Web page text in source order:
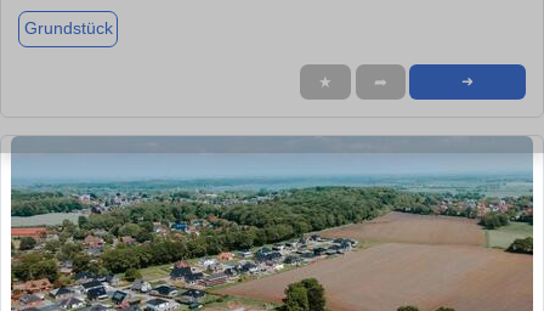
Grundstück
★ ➦ ➜